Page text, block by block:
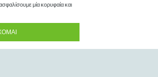
μία κορυφαία και